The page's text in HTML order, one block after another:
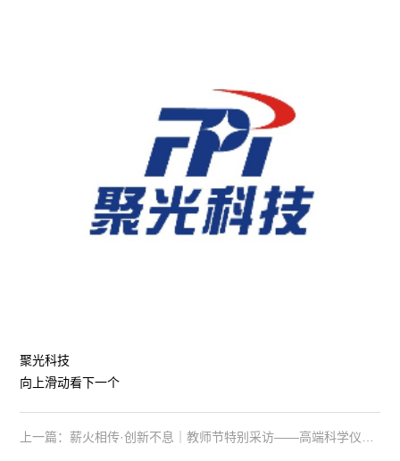
聚光科技
向上滑动看下一个
上一篇：薪火相传·创新不息｜教师节特别采访——高端科学仪器背后的“师徒情”